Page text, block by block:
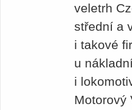
veletrh
střední a
i takové
u
i
Motorový